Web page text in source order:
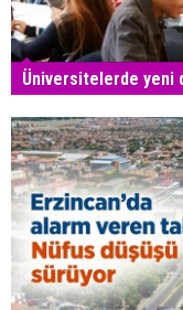
Üniversitelerde yeni